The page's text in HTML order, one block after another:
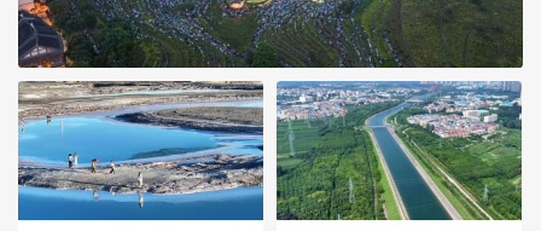
“大地指纹”奏响夏夜文旅乐
章